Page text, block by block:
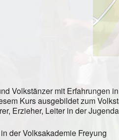
Volkstänzer mit Erfahrungen
Kurs ausgebildet zum
Erzieher, Leiter in der
der Volksakademie Freyung